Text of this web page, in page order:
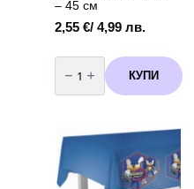
– 45 см
2,55 €/ 4,99 лв.
количество
за
Балон
фолио"
45
см
КУПИ